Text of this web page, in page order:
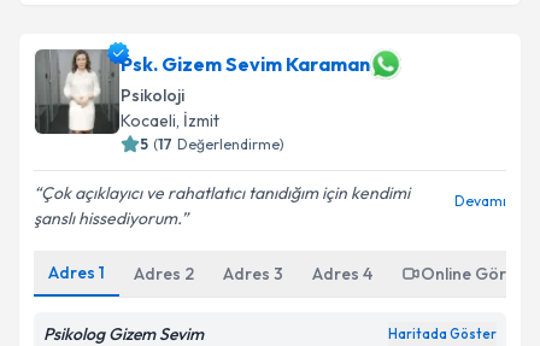
Psk. Gizem Sevim Karaman
Psikoloji
Kocaeli, İzmit
5 (17 Değerlendirme)
Çok açıklayıcı ve rahatlatıcı tanıdığım için kendimi
şanslı hissediyorum.
Devamı
Adres 1 Adres 2 Adres 3 Adres 4 Online
Psikolog Gizem Sevim Haritada Göster